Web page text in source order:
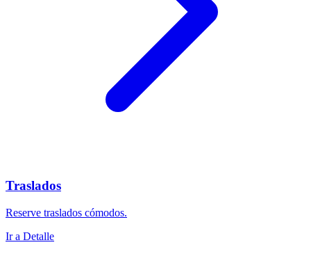
Traslados
Reserve traslados cómodos.
Ir a Detalle